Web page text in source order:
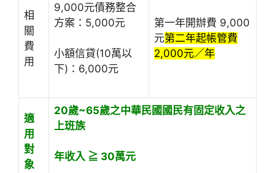
相
關
費
用
9,000元債務整合
方案：5,000元
小額信貸(10萬以
下)：6,000元
第一年開辦費 9,000
元第二年起帳管費
2,000元／年
適
用
對
象
20歲~65歲之中華民國國民有固定收入之
上班族
年收入 ≧ 30萬元